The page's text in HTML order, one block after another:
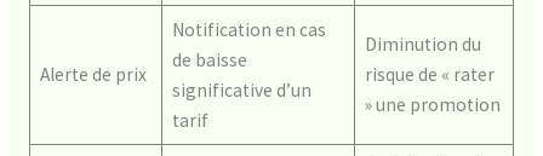
Alerte de prix
Notification en cas
de baisse
significative d’un
tarif
Diminution du
risque de « rater
» une promotion